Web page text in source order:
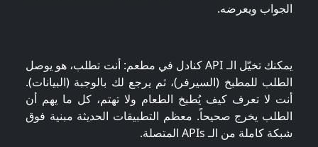
الجواب ويعرضه.
يمكنك تخيّل الـ API كنادل في مطعم: أنت تطلب، هو يوصل
الطلب للمطبخ (السيرفر)، ثم يرجع لك بالوجبة (البيانات).
أنت لا تعرف كيف يُطبخ الطعام ولا تهتم، كل ما يهم أن
الطلب يخرج صحيحاً. معظم التطبيقات الحديثة مبنية فوق
شبكة كاملة من الـ APIs المتصلة.